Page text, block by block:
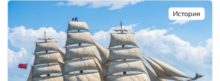
История